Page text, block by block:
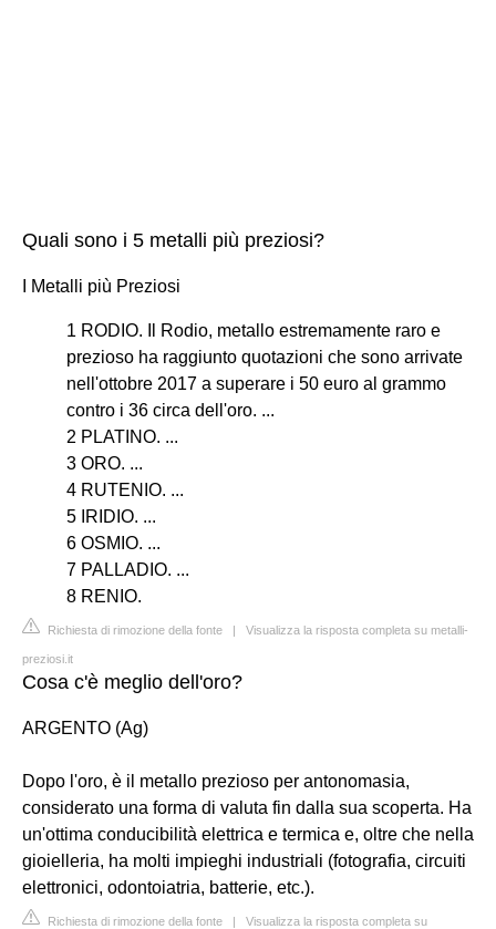
Quali sono i 5 metalli più preziosi?
I Metalli più Preziosi
1 RODIO. Il Rodio, metallo estremamente raro e
prezioso ha raggiunto quotazioni che sono arrivate
nell'ottobre 2017 a superare i 50 euro al grammo
contro i 36 circa dell'oro. ...
2 PLATINO. ...
3 ORO. ...
4 RUTENIO. ...
5 IRIDIO. ...
6 OSMIO. ...
7 PALLADIO. ...
8 RENIO.
Richiesta di rimozione della fonte | Visualizza la risposta completa su metalli-
preziosi.it
Cosa c'è meglio dell'oro?
ARGENTO (Ag)
Dopo l'oro, è il metallo prezioso per antonomasia,
considerato una forma di valuta fin dalla sua scoperta. Ha
un'ottima conducibilità elettrica e termica e, oltre che nella
gioielleria, ha molti impieghi industriali (fotografia, circuiti
elettronici, odontoiatria, batterie, etc.).
Richiesta di rimozione della fonte | Visualizza la risposta completa su